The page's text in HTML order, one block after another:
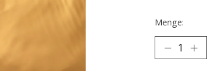
Menge: